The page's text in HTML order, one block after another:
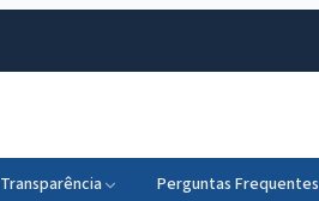
Transparência Perguntas Frequentes